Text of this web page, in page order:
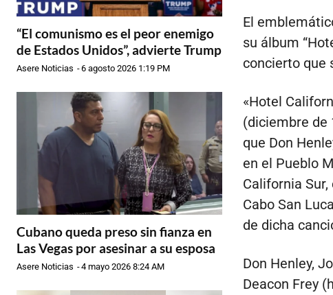
“El comunismo es el peor enemigo
de Estados Unidos”, advierte Trump
Asere Noticias -6 agosto 2026 1:19 PM
Cubano queda preso sin fianza en
Las Vegas por asesinar a su esposa
Asere Noticias -4 mayo 2026 8:24 AM
El
su álbum
concierto que
«Hotel
(diciembre de
que Don
en el Pueblo
California
Cabo San
de dicha
Don Henley,
Deacon Frey